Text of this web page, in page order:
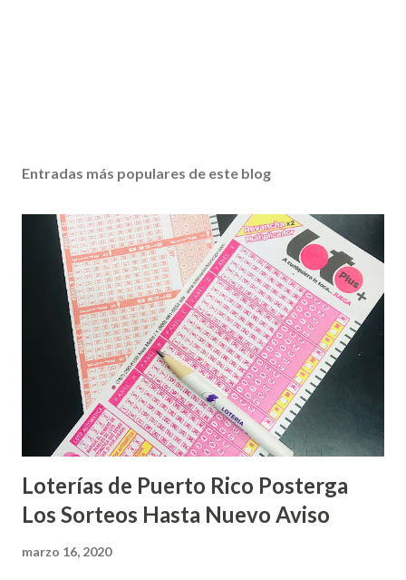
Entradas más populares de este blog
Loterías de Puerto Rico Posterga
Los Sorteos Hasta Nuevo Aviso
marzo 16, 2020